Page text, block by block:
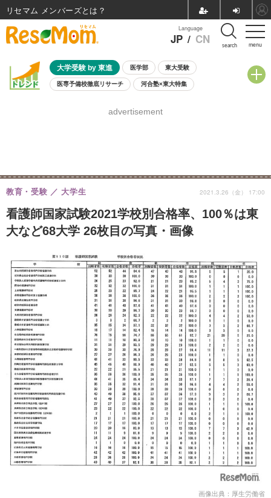
menu
Language
JP / CN search
大学受験 by 東進 医学部 東大受験
医専予備校徹底リサーチ 河合塾×東大特集
8月開催学校説明会・相談会
advertisement
看護師国家試験2021学校別合格率、100％は東
大など68大学 26枚目の写真・画像
教育・受験 大学生 2021.3.26（金） 17:00
画像出典：厚生労働省
リセマム メンバーズ